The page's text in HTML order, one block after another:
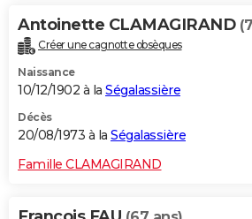
Antoinette CLAMAGIRAND
Créer une cagnotte obsèques
Naissance
10/12/1902 à la Ségalassière
Décès
20/08/1973 à la Ségalassière
Famille CLAMAGIRAND